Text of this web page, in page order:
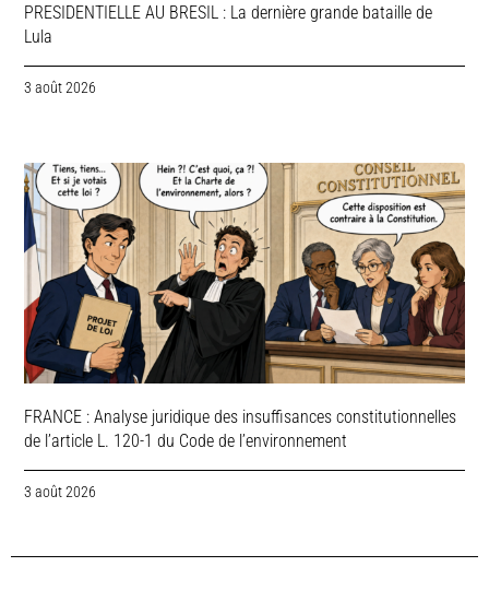
PRESIDENTIELLE AU BRESIL : La dernière grande bataille de
Lula
3 août 2026
FRANCE : Analyse juridique des insuffisances constitutionnelles
de l’article L. 120-1 du Code de l’environnement
3 août 2026